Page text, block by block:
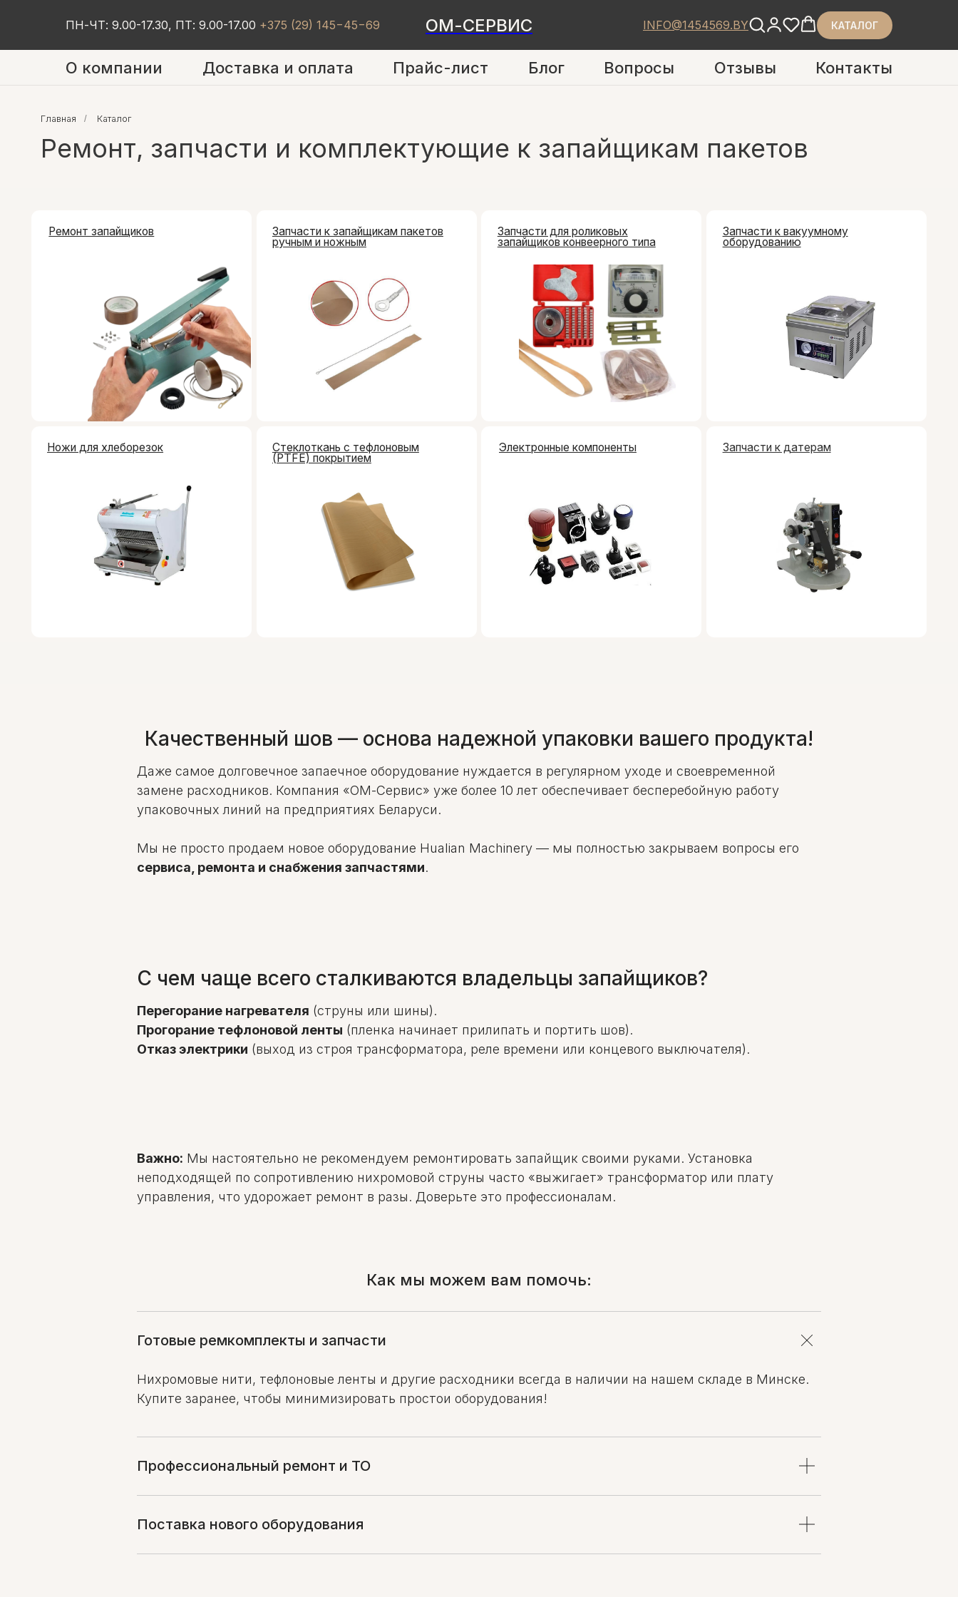
ПН-ЧТ: 9.00-17.30, ПТ: 9.00-17.00 +375 (29) 145−45−69 ОМ-СЕРВИС INFO@1454569.BY КАТАЛОГ
О компании Доставка и оплата Прайс-лист Блог Вопросы Отзывы Контакты
Ремонт, запчасти и комплектующие к запайщикам пакетов
Ножи для хлеборезок Запчасти к датерам
Электронные компоненты
Качественный шов — основа надежной упаковки вашего продукта!
Даже самое долговечное запаечное оборудование нуждается в регулярном уходе и своевременной
замене расходников. Компания «ОМ-Сервис» уже более 10 лет обеспечивает бесперебойную работу
упаковочных линий на предприятиях Беларуси.
Мы не просто продаем новое оборудование Hualian Machinery — мы полностью закрываем вопросы его
сервиса, ремонта и снабжения запчастями.
С чем чаще всего сталкиваются владельцы запайщиков?
Перегорание нагревателя (струны или шины).
Прогорание тефлоновой ленты (пленка начинает прилипать и портить шов).
Отказ электрики (выход из строя трансформатора, реле времени или концевого выключателя).
Важно: Мы настоятельно не рекомендуем ремонтировать запайщик своими руками. Установка
неподходящей по сопротивлению нихромовой струны часто «выжигает» трансформатор или плату
управления, что удорожает ремонт в разы. Доверьте это профессионалам.
Как мы можем вам помочь:
Готовые ремкомплекты и запчасти
Нихромовые нити, тефлоновые ленты и другие расходники всегда в наличии на нашем складе в Минске.
Купите заранее, чтобы минимизировать простои оборудования!
Профессиональный ремонт и ТО
Поставка нового оборудования